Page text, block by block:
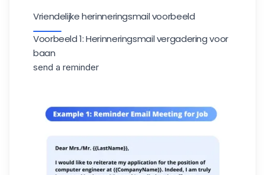
Vriendelijke herinneringsmail voorbeeld
Voorbeeld 1: Herinneringsmail vergadering voor
baan
send a reminder